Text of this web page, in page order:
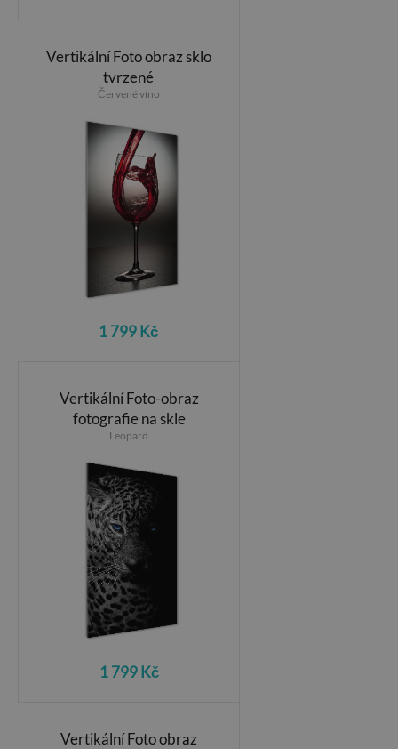
Vertikální Foto obraz sklo
tvrzené
Červené víno
1 799 Kč
Vertikální Foto-obraz
fotografie na skle
Leopard
1 799 Kč
Vertikální Foto obraz